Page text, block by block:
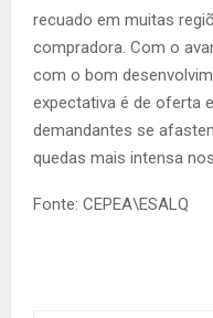
recuado em muitas
compradora. Com o
com o bom
expectativa é de oferta
demandantes se
quedas mais intensa
Fonte: CEPEA\ESALQ